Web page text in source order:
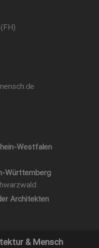
Westfalen
Württemberg
Architekten
& Mensch